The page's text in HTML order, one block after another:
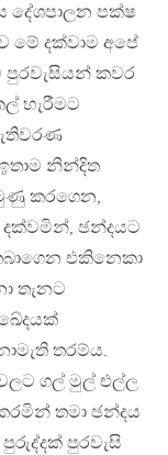
දේශපාලන පක්ෂ
මේ දක්වාම අපේ
කවර
හැරීමට
නින්දිත
කරගෙන,
දක්වමින්, ඡන්දයට
එකිනෙකා
තැනට
තරම්ය.
ගල් මුල් එල්ල
තමා ඡන්දය
පුරවැසි